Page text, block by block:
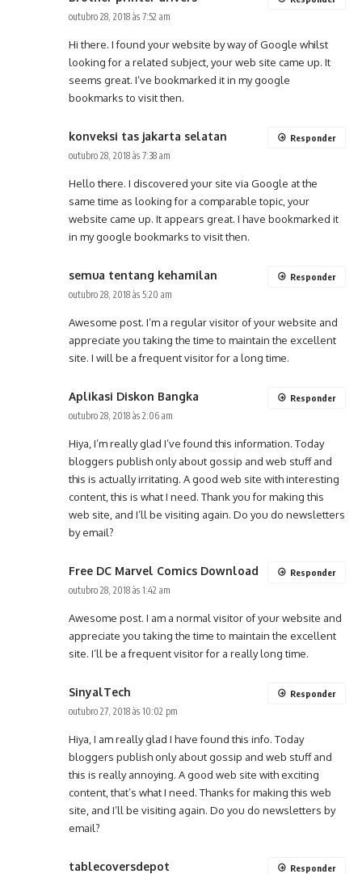
outubro 28, 2018 às 7:52 am
Hi there. I found your website by way of Google whilst
looking for a related subject, your web site came up. It
seems great. I’ve bookmarked it in my google
bookmarks to visit then.
konveksi tas jakarta selatan
outubro 28, 2018 às 7:38 am
Hello there. I discovered your site via Google at the
same time as looking for a comparable topic, your
website came up. It appears great. I have bookmarked it
in my google bookmarks to visit then.
Responder
semua tentang kehamilan
outubro 28, 2018 às 5:20 am
Awesome post. I’m a regular visitor of your website and
appreciate you taking the time to maintain the excellent
site. I will be a frequent visitor for a long time.
Responder
Aplikasi Diskon Bangka
outubro 28, 2018 às 2:06 am
Hiya, I’m really glad I’ve found this information. Today
bloggers publish only about gossip and web stuff and
this is actually irritating. A good web site with interesting
content, this is what I need. Thank you for making this
web site, and I’ll be visiting again. Do you do newsletters
by email?
Responder
Free DC Marvel Comics Download
outubro 28, 2018 às 1:42 am
Awesome post. I am a normal visitor of your website and
appreciate you taking the time to maintain the excellent
site. I’ll be a frequent visitor for a really long time.
Responder
SinyalTech
outubro 27, 2018 às 10:02 pm
Hiya, I am really glad I have found this info. Today
bloggers publish only about gossip and web stuff and
this is really annoying. A good web site with exciting
content, that’s what I need. Thanks for making this web
site, and I’ll be visiting again. Do you do newsletters by
email?
Responder
tablecoversdepot Responder